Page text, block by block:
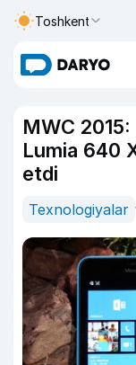
Toshkent
MWC
Lumia 640
etdi
Texnologiyalar